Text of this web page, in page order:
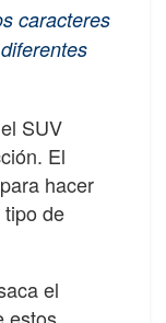
caracteres
SUV
El
hacer
de
el